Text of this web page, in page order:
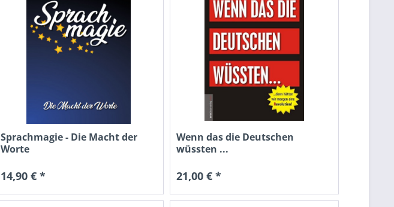
Sprachmagie - Die Macht der
Worte
14,90 € *
Wenn das die Deutschen
wüssten ...
21,00 € *